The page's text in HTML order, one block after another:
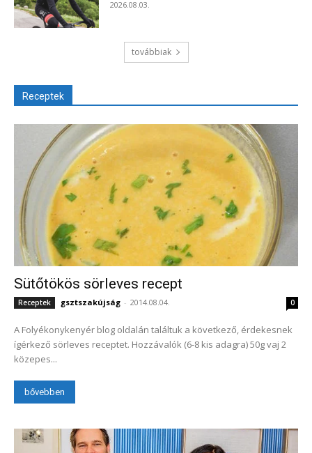
2026.08.03.
továbbiak
Receptek
Sütőtökös sörleves recept
Receptek gsztszakújság - 2014.08.04. 0
A Folyékonykenyér blog oldalán találtuk a következő, érdekesnek
ígérkező sörleves receptet. Hozzávalók (6-8 kis adagra) 50g vaj 2
közepes...
bővebben